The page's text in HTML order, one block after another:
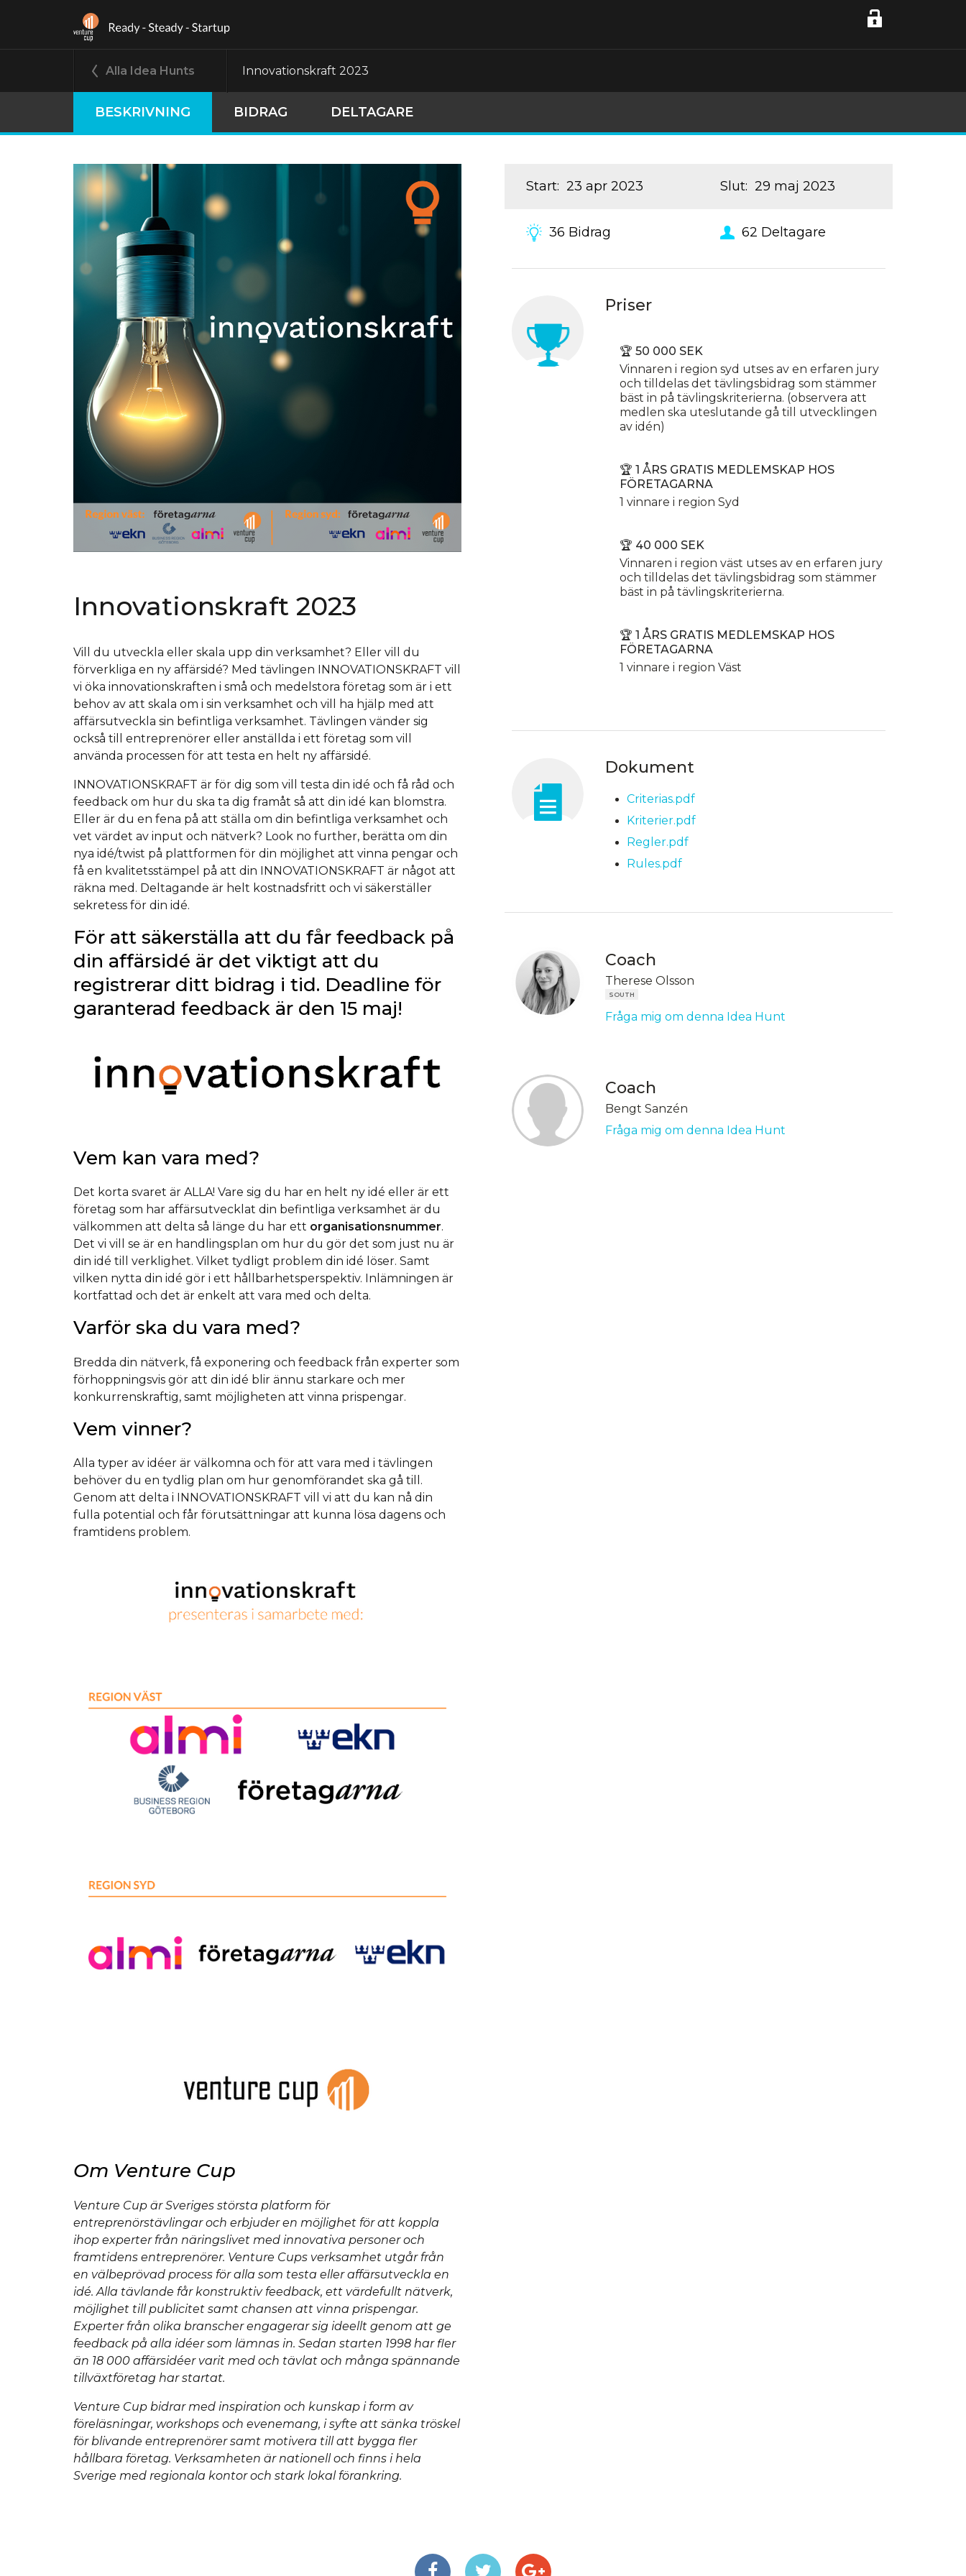
Alla Idea Hunts Innovationskraft 2023
BESKRIVNING BIDRAG DELTAGARE
Innovationskraft 2023
Vill du utveckla eller skala upp din verksamhet? Eller vill du
förverkliga en ny affärsidé? Med tävlingen INNOVATIONSKRAFT vill
vi öka innovationskraften i små och medelstora företag som är i ett
behov av att skala om i sin verksamhet och vill ha hjälp med att
affärsutveckla sin befintliga verksamhet. Tävlingen vänder sig
också till entreprenörer eller anställda i ett företag som vill
använda processen för att testa en helt ny affärsidé.
INNOVATIONSKRAFT är för dig som vill testa din idé och få råd och
feedback om hur du ska ta dig framåt så att din idé kan blomstra.
Eller är du en fena på att ställa om din befintliga verksamhet och
vet värdet av input och nätverk? Look no further, berätta om din
nya idé/twist på plattformen för din möjlighet att vinna pengar och
få en kvalitetsstämpel på att din INNOVATIONSKRAFT är något att
räkna med. Deltagande är helt kostnadsfritt och vi säkerställer
sekretess för din idé.
För att säkerställa att du får feedback på
din affärsidé är det viktigt att du
registrerar ditt bidrag i tid. Deadline för
garanterad feedback är den 15 maj!
Vem kan vara med?
Det korta svaret är ALLA! Vare sig du har en helt ny idé eller är ett
företag som har affärsutvecklat din befintliga verksamhet är du
välkommen att delta så länge du har ett organisationsnummer.
Det vi vill se är en handlingsplan om hur du gör det som just nu är
din idé till verklighet. Vilket tydligt problem din idé löser. Samt
vilken nytta din idé gör i ett hållbarhetsperspektiv. Inlämningen är
kortfattad och det är enkelt att vara med och delta.
Varför ska du vara med?
Bredda din nätverk, få exponering och feedback från experter som
förhoppningsvis gör att din idé blir ännu starkare och mer
konkurrenskraftig, samt möjligheten att vinna prispengar.
Vem vinner?
Alla typer av idéer är välkomna och för att vara med i tävlingen
behöver du en tydlig plan om hur genomförandet ska gå till.
Genom att delta i INNOVATIONSKRAFT vill vi att du kan nå din
fulla potential och får förutsättningar att kunna lösa dagens och
framtidens problem.
Om Venture Cup
Venture Cup är Sveriges största platform för
entreprenörstävlingar och erbjuder en möjlighet för att koppla
ihop experter från näringslivet med innovativa personer och
framtidens entreprenörer. Venture Cups verksamhet utgår från
en välbeprövad process för alla som testa eller affärsutveckla en
idé. Alla tävlande får konstruktiv feedback, ett värdefullt nätverk,
möjlighet till publicitet samt chansen att vinna prispengar.
Experter från olika branscher engagerar sig ideellt genom att ge
feedback på alla idéer som lämnas in. Sedan starten 1998 har fler
än 18 000 affärsidéer varit med och tävlat och många spännande
tillväxtföretag har startat.
Venture Cup bidrar med inspiration och kunskap i form av
föreläsningar, workshops och evenemang, i syfte att sänka tröskel
för blivande entreprenörer samt motivera till att bygga fler
hållbara företag. Verksamheten är nationell och finns i hela
Sverige med regionala kontor och stark lokal förankring.
Start: 23 apr 2023 Slut: 29 maj 2023
36 Bidrag 62 Deltagare
Priser
🏆 50 000 SEK
Vinnaren i region syd utses av en erfaren jury
och tilldelas det tävlingsbidrag som stämmer
bäst in på tävlingskriterierna. (observera att
medlen ska uteslutande gå till utvecklingen
av idén)
🏆 1 ÅRS GRATIS MEDLEMSKAP HOS
FÖRETAGARNA
1 vinnare i region Syd
🏆 40 000 SEK
Vinnaren i region väst utses av en erfaren jury
och tilldelas det tävlingsbidrag som stämmer
bäst in på tävlingskriterierna.
🏆 1 ÅRS GRATIS MEDLEMSKAP HOS
FÖRETAGARNA
1 vinnare i region Väst
Dokument
Criterias.pdf
Kriterier.pdf
Regler.pdf
Rules.pdf
Coach
Therese Olsson
SOUTH
Fråga mig om denna Idea Hunt
Coach
Bengt Sanzén
Fråga mig om denna Idea Hunt